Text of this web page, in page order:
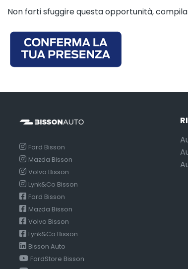
Non farti sfuggire questa opportunità,
Ford Bisson
Mazda Bisson
Volvo Bisson
Lynk&Co Bisson
Ford Bisson
Mazda Bisson
Volvo Bisson
Lynk&Co Bisson
Bisson Auto
FordStore Bisson